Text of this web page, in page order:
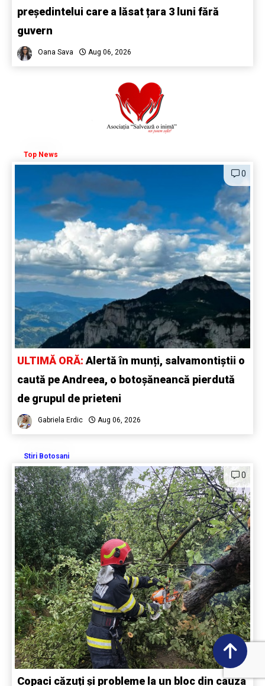
președintelui care a lăsat țara 3 luni fără
guvern
Oana Sava Aug 06, 2026
Top News
0
ULTIMĂ ORĂ:Alertă în munți, salvamontiștii o
caută pe Andreea, o botoșăneancă pierdută
de grupul de prieteni
Gabriela Erdic Aug 06, 2026
Stiri Botosani
0
Copaci căzuți și probleme la un bloc din cauza